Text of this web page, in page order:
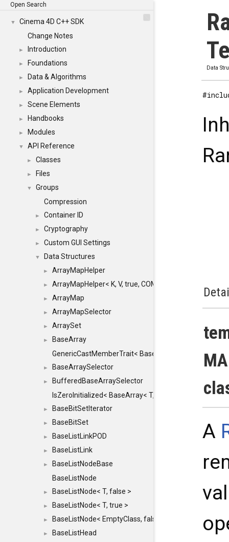
Open Search
▼
Cinema 4D C++ SDK
Change Notes
► Introduction
► Foundations
► Data & Algorithms
► Application Development
► Scene Elements
► Handbooks
► Modules
▼ API Reference
► Classes
► Files
▼
Groups
Compression
► Container ID
► Cryptography
► Custom GUI Settings
▼ Data Structures
► ArrayMapHelper
► ArrayMapHelper< K, V, true, COMPARE, ARRAY >
► ArrayMap
► ArrayMapSelector
► ArraySet
►
BaseArray
GenericCastMemberTrait< BaseArray< TO >,
► BaseArraySelector
►
BufferedBaseArraySelector
IsZeroInitialized< BaseArray< T, MINCHUNKSIZE,
► BaseBitSetIterator
► BaseBitSet
► BaseListLinkPOD
► BaseListLink
►
BaseListNodeBase
BaseListNode
► BaseListNode< T, false >
► BaseListNode< T, true >
► BaseListNode< EmptyClass, false >
► BaseListHead
Data
A